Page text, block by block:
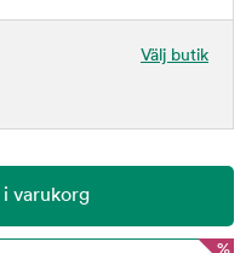
Välj butik